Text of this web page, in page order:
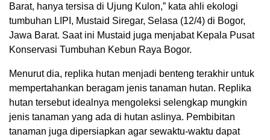
Barat, hanya tersisa di Ujung Kulon,” kata ahli ekologi
tumbuhan LIPI, Mustaid Siregar, Selasa (12/4) di Bogor,
Jawa Barat. Saat ini Mustaid juga menjabat Kepala Pusat
Konservasi Tumbuhan Kebun Raya Bogor.
Menurut dia, replika hutan menjadi benteng terakhir untuk
mempertahankan beragam jenis tanaman hutan. Replika
hutan tersebut idealnya mengoleksi selengkap mungkin
jenis tanaman yang ada di hutan aslinya. Pembibitan
tanaman juga dipersiapkan agar sewaktu-waktu dapat